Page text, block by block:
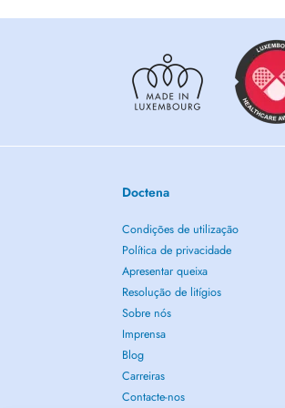
Doctena
Condições de utilização
Política de privacidade
Apresentar queixa
Resolução de litígios
Sobre nós
Imprensa
Blog
Carreiras
Contacte-nos